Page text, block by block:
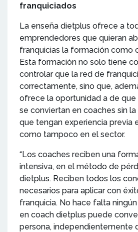
franquiciados
La enseña dietplus ofrece a
emprendedores que quieran
franquicias la formación como
Esta formación no solo tiene
controlar que la red de
correctamente, sino que,
ofrece la oportunidad a de que
se conviertan en coaches sin
que tengan experiencia previa
como tampoco en el sector.
“Los coaches reciben una
intensiva, en el método de
dietplus. Reciben todos los
necesarios para aplicar con
franquicia. No hace falta
en coach dietplus puede
persona, independientemente